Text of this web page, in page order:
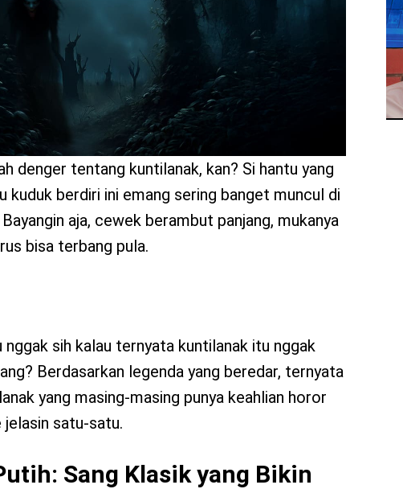
denger tentang kuntilanak, kan? Si hantu yang
kuduk berdiri ini emang sering banget muncul di
aja, cewek berambut panjang, mukanya
bisa terbang pula.
sih kalau ternyata kuntilanak itu nggak
Berdasarkan legenda yang beredar, ternyata
yang masing-masing punya keahlian horor
jelasin satu-satu.
Sang Klasik yang Bikin